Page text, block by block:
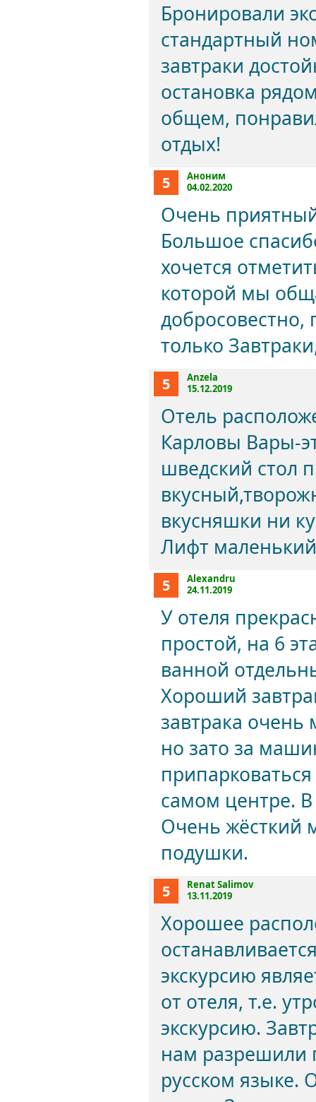
Бронировали
стандартный
завтраки
остановка
общем,
отдых!
5
Аноним
04.02.2020
Очень
Большое
хочется
которой мы
только
5
Anzela
15.12.2019
Отель
Карловы Вары-
шведский стол
вкусняшки ни
Лифт
5
Alexandru
24.11.2019
У отеля
простой, на 6
ванной
Хороший
завтрака очень
но зато за
припарковаться
самом центре.
Очень жёсткий
подушки.
5
Renat Salimov
13.11.2019
Хорошее
экскурсию
от отеля, т.е.
экскурсию.
нам разрешили
русском языке.